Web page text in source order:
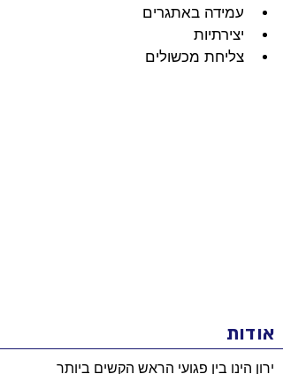
עמידה באתגרים
יצירתיות
צליחת מכשולים
אודות
ירון הינו בין פגועי הראש הקשים ביותר